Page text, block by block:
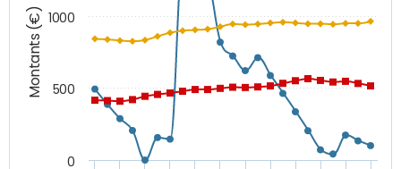
Montants (€)
0
500
1000